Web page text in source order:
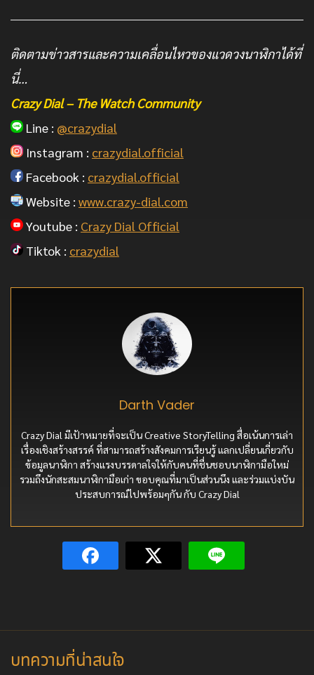
ติดตามข่าวสารและความเคลื่อนไหวของแวดวงนาฬิกาได้ที่
นี่…
Crazy Dial – The Watch Community
Line : @crazydial
Instagram : crazydial.official
Facebook : crazydial.official
Website : www.crazy-dial.com
Youtube : Crazy Dial Official
Tiktok : crazydial
Darth Vader
Crazy Dial มีเป้าหมายที่จะเป็น Creative StoryTelling สื่อเน้นการเล่า
เรื่องเชิงสร้างสรรค์ ที่สามารถสร้างสังคมการเรียนรู้ แลกเปลี่ยนเกี่ยวกับ
ข้อมูลนาฬิกา สร้างแรงบรรดาลใจให้กับคนที่ชื่นชอบนาฬิกามือใหม่
รวมถึงนักสะสมนาฬิกามือเก่า ขอบคุณที่มาเป็นส่วนนึง และร่วมแบ่งบัน
ประสบการณ์ไปพร้อมๆกัน กับ Crazy Dial
บทความที่น่าสนใจ